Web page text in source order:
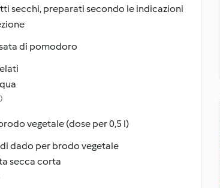
secchi, preparati secondo le indicazioni
di pomodoro
vegetale (dose per 0,5 l)
dado per brodo vegetale
secca corta